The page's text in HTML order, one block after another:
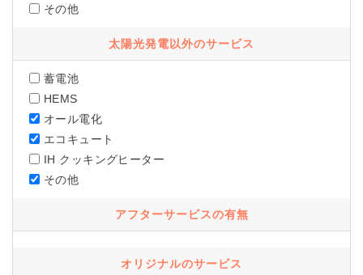
その他
太陽光発電以外のサービス
蓄電池
HEMS
オール電化
エコキュート
IH クッキングヒーター
その他
アフターサービスの有無
オリジナルのサービス